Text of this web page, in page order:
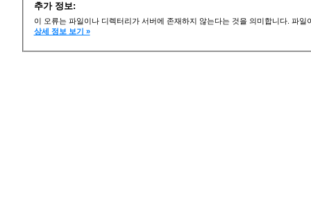
추가 정보:
이 오류는 파일이나 디렉터리가 서버에 존재하지 않는다는 것을 의미합니다. 파
상세 정보 보기 »